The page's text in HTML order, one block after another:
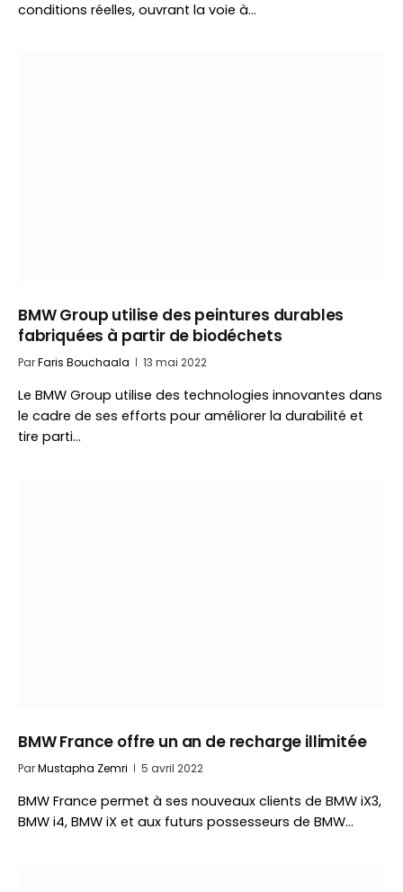
conditions réelles, ouvrant la voie à…
BMW Group utilise des peintures durables
fabriquées à partir de biodéchets
ParFaris Bouchaala 13 mai 2022
Le BMW Group utilise des technologies innovantes dans
le cadre de ses efforts pour améliorer la durabilité et
tire parti…
BMW France offre un an de recharge illimitée
ParMustapha Zemri 5 avril 2022
BMW France permet à ses nouveaux clients de BMW iX3,
BMW i4, BMW iX et aux futurs possesseurs de BMW…